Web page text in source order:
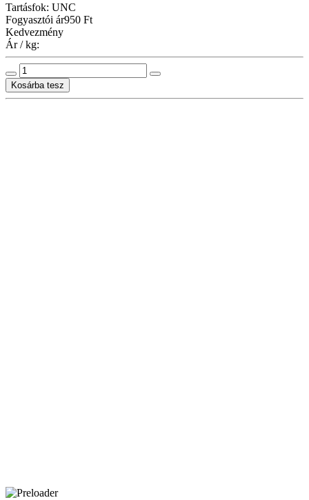
Tartásfok: UNC
Fogyasztói ár950 Ft
Kedvezmény
Ár / kg: